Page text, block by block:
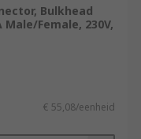
Bulkhead
Male/Female, 230V,
€ 55,08/eenheid